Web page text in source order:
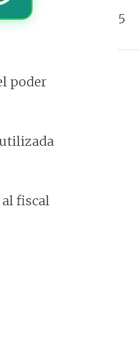
poder
fiscal